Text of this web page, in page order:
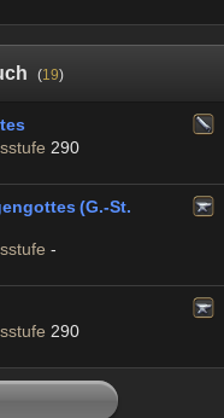
(19)
290
(G.-St.
-
290